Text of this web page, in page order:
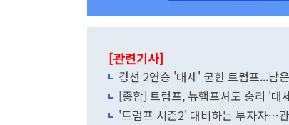
[관련기사]
경선 2연승 '대세' 굳힌 트럼프...남
[종합] 트럼프, 뉴햄프셔도 승리 '대
'트럼프 시즌2' 대비하는 투자자…